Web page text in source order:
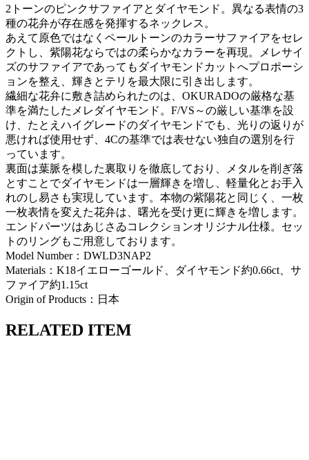
2トーンのピンクサファイアとダイヤモンド。異なる表情の3
種の花弁が存在感を発揮するネックレス。
あえて原色ではなくペールトーンのカラーサファイアをセレ
クトし、紫陽花ならではの柔らかなカラーを再現。メレサイ
ズのサファイアであってもダイヤモンドカットへプロポーシ
ョンを整え、輝きとテリを最大限に引き出します。
繊細な花弁に敷き詰められたのは、OKURADOの厳格な基
準を満たしたメレダイヤモンド。F/VS～の厳しい基準を設
け、たとえハイグレードのダイヤモンドでも、光りの返りが
悪ければ使用せず、4Cの基準では表せない独自の選別を行
っています。
裏面は葉脈を模した裏取りを徹底しており、メタルを削ぎ落
とすことでダイヤモンドは一層輝きを増し、軽量化とお手入
れのし易さも実現しています。本物の紫陽花と同じく、一枚
一枚表情を変えた花弁は、曙光を受け更に輝きを増します。
エンドパーツはあじさゐコレクションオリジナル仕様。セッ
トのリングもご用意しております。
Model Number：DWLD3NAP2
Materials：K18イエローゴールド、ダイヤモンド約0.66ct、サ
ファイア約1.15ct
Origin of Products：日本
RELATED ITEM